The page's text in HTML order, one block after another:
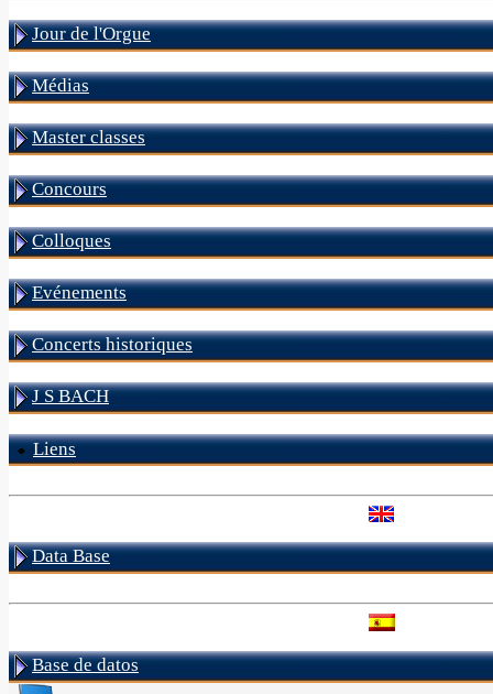
Jour de l'Orgue
Médias
Master classes
Concours
Colloques
Evénements
Concerts historiques
J S BACH
Liens
Data Base
Base de datos